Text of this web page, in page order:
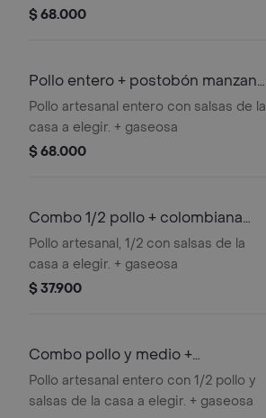
$ 68.000
Pollo entero + postobón manzana
1 l
Pollo artesanal entero con salsas de la
casa a elegir. + gaseosa
$ 68.000
Combo 1/2 pollo + colombiana
250 ml
Pollo artesanal, 1/2 con salsas de la
casa a elegir. + gaseosa
$ 37.900
Combo pollo y medio +
colombiana 1 l
Pollo artesanal entero con 1/2 pollo y
salsas de la casa a elegir. + gaseosa